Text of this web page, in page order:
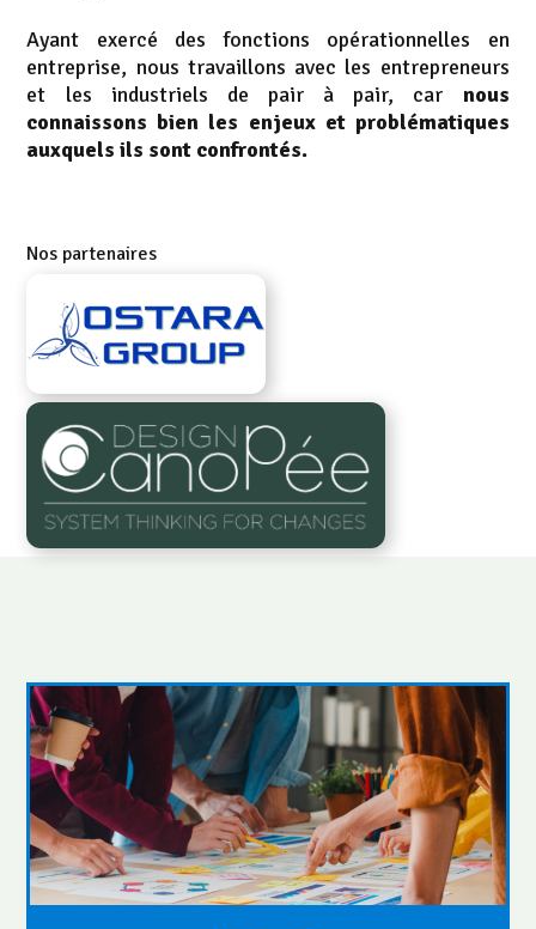
Ayant exercé des fonctions opérationnelles en
entreprise, nous travaillons avec les entrepreneurs
et les industriels de pair à pair, car nous
connaissons bien les enjeux et problématiques
auxquels ils sont confrontés.
Nos partenaires
OSTARAGROUP.FR
CANOPEEDESIGN.BE